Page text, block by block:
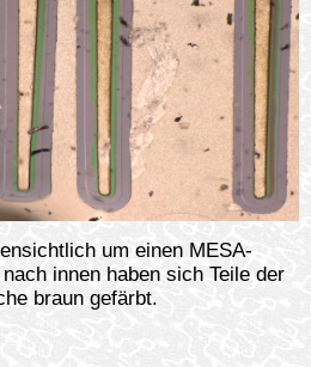
um einen MESA-
innen haben sich Teile der
braun gefärbt.